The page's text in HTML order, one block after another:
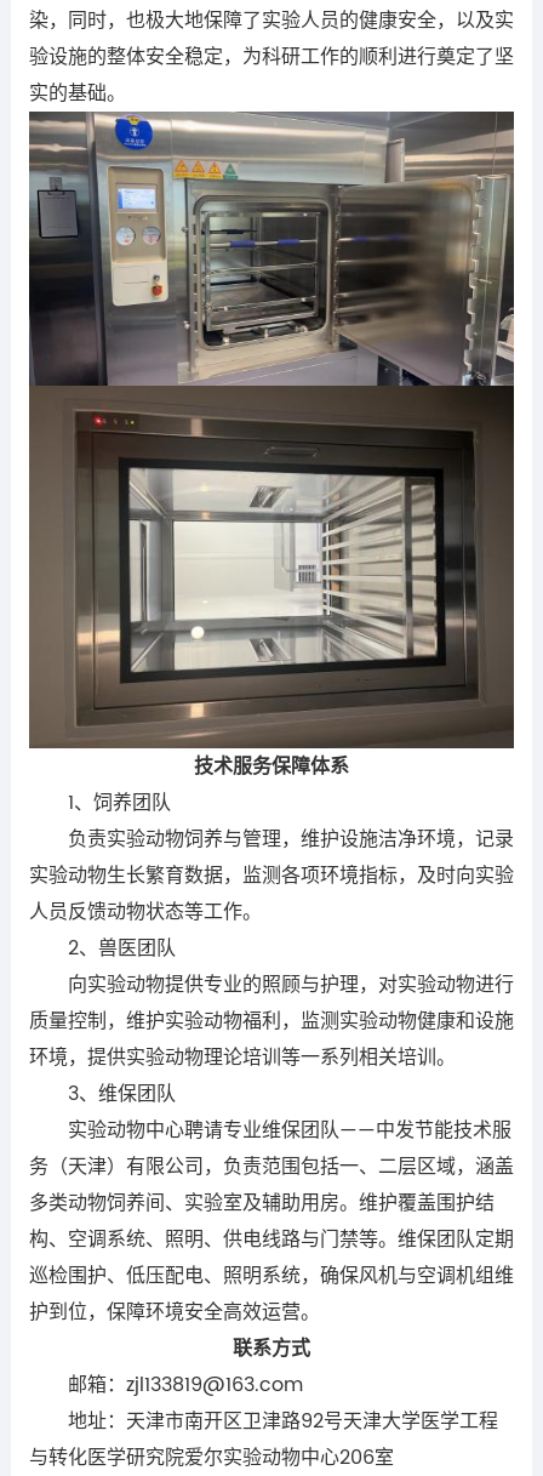
染，同时，也极大地保障了实验人员的健康安全，以及实
验设施的整体安全稳定，为科研工作的顺利进行奠定了坚
实的基础。
技术服务保障体系
1、饲养团队
负责实验动物饲养与管理，维护设施洁净环境，记录
实验动物生长繁育数据，监测各项环境指标，及时向实验
人员反馈动物状态等工作。
2、兽医团队
向实验动物提供专业的照顾与护理，对实验动物进行
质量控制，维护实验动物福利，监测实验动物健康和设施
环境，提供实验动物理论培训等一系列相关培训。
3、维保团队
实验动物中心聘请专业维保团队——中发节能技术服
务（天津）有限公司，负责范围包括一、二层区域，涵盖
多类动物饲养间、实验室及辅助用房。维护覆盖围护结
构、空调系统、照明、供电线路与门禁等。维保团队定期
巡检围护、低压配电、照明系统，确保风机与空调机组维
护到位，保障环境安全高效运营。
联系方式
邮箱：zjl133819@163.com
地址：天津市南开区卫津路92号天津大学医学工程
与转化医学研究院爱尔实验动物中心206室